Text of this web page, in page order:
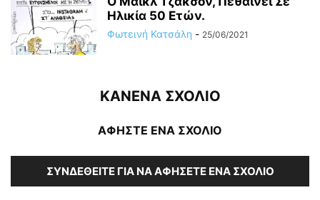
Ηλικία 50 Ετών.
Φωτεινή Κατσάλη - 25/06/2021
ΚΑΝΕΝΑ ΣΧΟΛΙΟ
ΑΦΗΣΤΕ ΕΝΑ ΣΧΟΛΙΟ
ΣΥΝΔΕΘΕΊΤΕ ΓΙΑ ΝΑ ΑΦΉΣΕΤΕ ΈΝΑ ΣΧΌΛΙΟ